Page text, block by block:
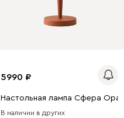
5990
Настольная лампа Сфера
В наличии в других